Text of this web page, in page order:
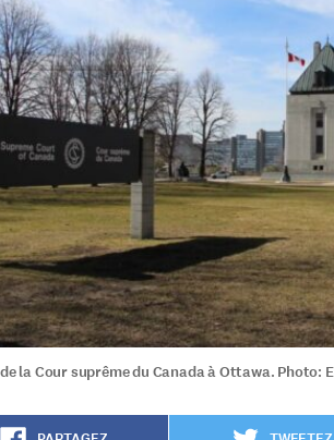
la Cour suprême du Canada à Ottawa. Photo: